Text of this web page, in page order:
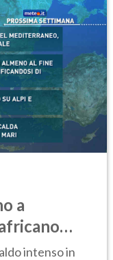
a
intenso in